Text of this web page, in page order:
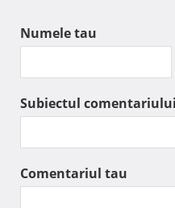
Numele tau
Subiectul comentariului
Comentariul tau